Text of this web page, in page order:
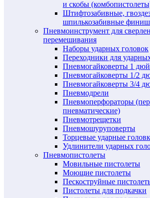
и скобы
Штифтозабивные,
шпилькозабивные
Пневмоинструмент для
перемешивания
Наборы ударных головок
Переходники для
Пневмогайковерты 1
Пневмогайковерты 1/2
Пневмогайковерты 3/4
Пневмодрели
Пневмоперфораторы
пневматические)
Пневмотрещетки
Пневмошуруповерты
Торцевые ударные
Удлинители ударных
Пневмопистолеты
Мовильные пистолеты
Моющие пистолеты
Пескоструйные
Пистолеты для подкачки